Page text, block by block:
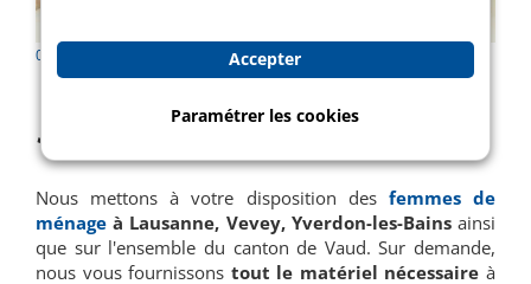
05 Mar 2017 | Femmes de ménage| Patrick Mermoud
Service femmes de ménage
Nous mettons à votre disposition des femmes de
ménage à Lausanne, Vevey, Yverdon-les-Bains ainsi
que sur l'ensemble du canton de Vaud. Sur demande,
nous vous fournissons tout le matériel nécessaire à
Accepter
Paramétrer les cookies